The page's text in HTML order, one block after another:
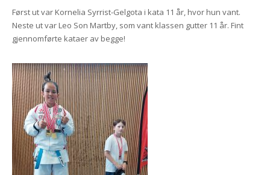
Først ut var Kornelia Syrrist-Gelgota i kata 11 år, hvor hun vant.
Neste ut var Leo Son Martby, som vant klassen gutter 11 år. Fint
gjennomførte kataer av begge!